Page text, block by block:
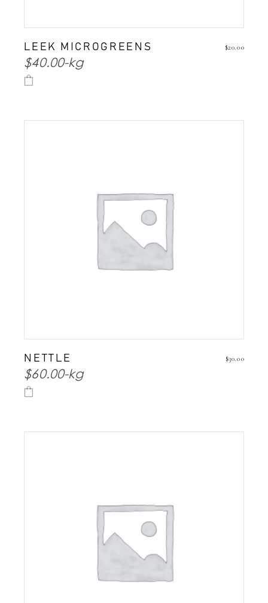
LEEK MICROGREENS $20.00
$40.00-kg
NETTLE $30.00
$60.00-kg